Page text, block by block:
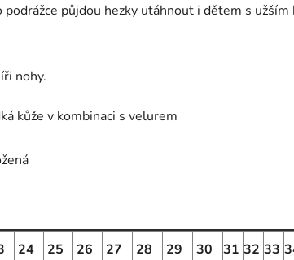
půjdou hezky utáhnout i dětem s
nohy.
kůže v kombinaci s velurem
24 25 26 27 28 29 30 31 32 33